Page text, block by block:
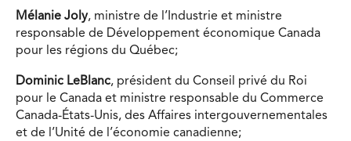
Mélanie Joly, ministre de l’Industrie et ministre
responsable de Développement économique Canada
pour les régions du Québec;
Dominic LeBlanc, président du Conseil privé du Roi
pour le Canada et ministre responsable du Commerce
Canada-États-Unis, des Affaires intergouvernementales
et de l’Unité de l’économie canadienne;